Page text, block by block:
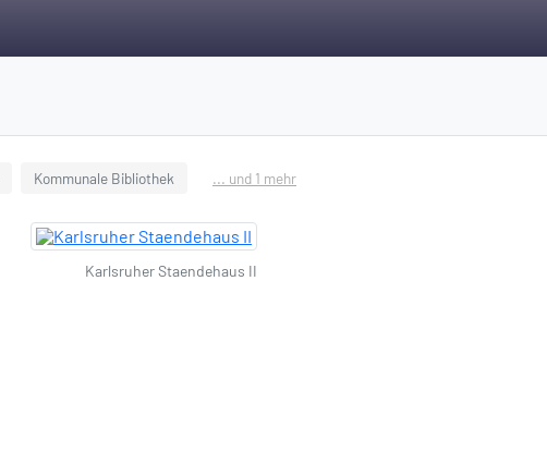
Kommunale Bibliothek ... und 1 mehr
Karlsruher Staendehaus II